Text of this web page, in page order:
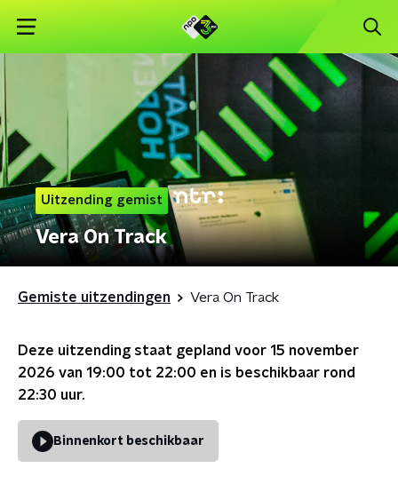
Uitzending gemist
Vera On Track
Gemiste uitzendingen Vera On Track
Deze uitzending staat gepland voor 15 november
2026 van 19:00 tot 22:00 en is beschikbaar rond
22:30 uur.
Binnenkort beschikbaar